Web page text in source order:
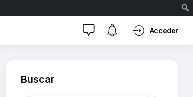
Acceder
Buscar